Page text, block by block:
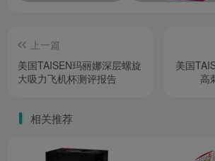
上一篇
美国TAISEN玛丽娜深层螺旋
大吸力飞机杯测评报告
美国
高
相关推荐